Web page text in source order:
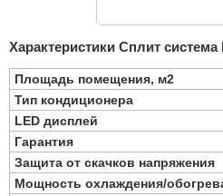
Характеристики Сплит система
Площадь помещения, м2
Тип кондиционера
LED дисплей
Гарантия
Защита от скачков напряжения
Мощность охлаждения/